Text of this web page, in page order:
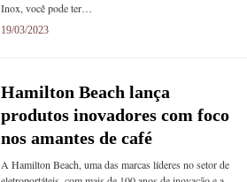
Inox, você pode ter…
19/03/2023
Hamilton Beach lança
produtos inovadores com foco
nos amantes de café
A Hamilton Beach, uma das marcas líderes no setor de